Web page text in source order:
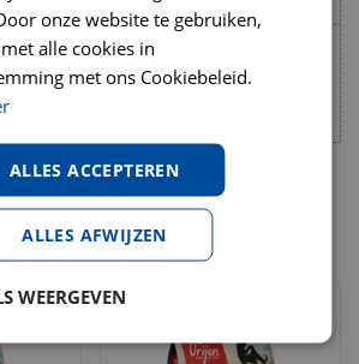
maatbeker +
maatbeker +
8 kg Hondenvoer
onze website te gebruiken,
alle cookies in
met ons Cookiebeleid.
ALLES ACCEPTEREN
ALLES AFWIJZEN
WEERGEVEN